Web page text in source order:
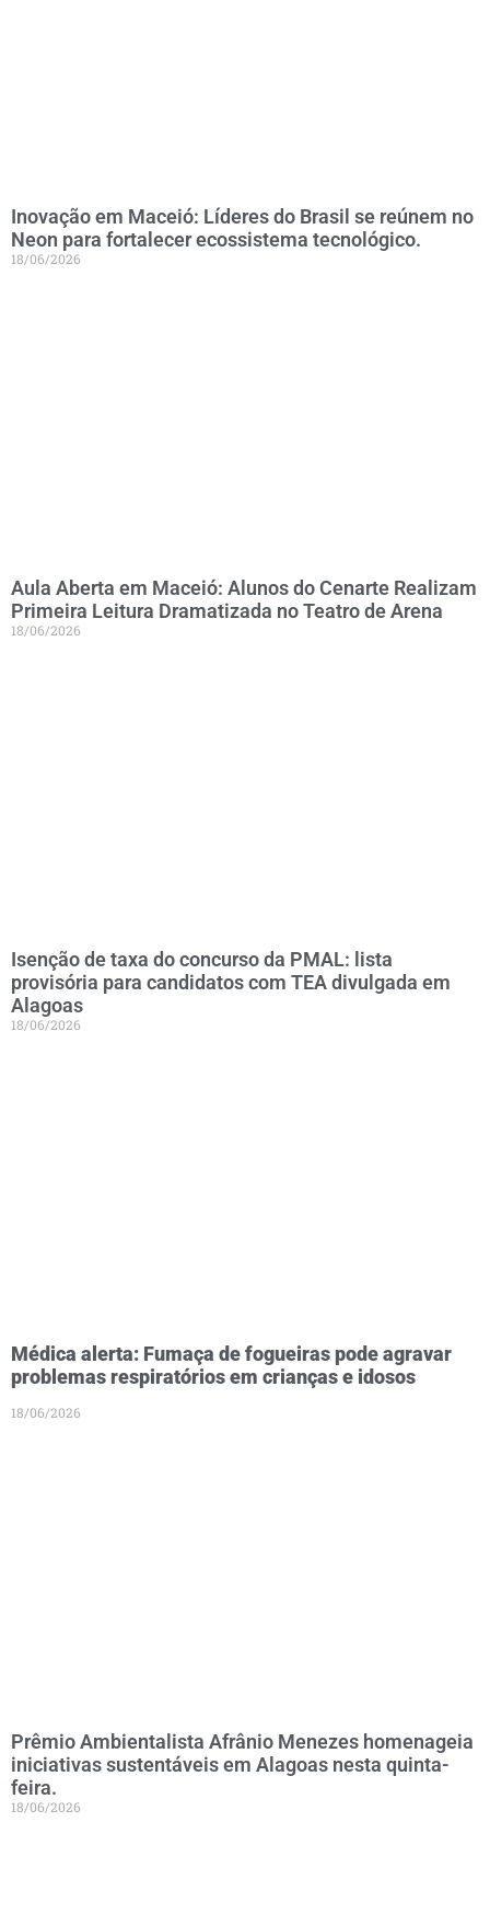
Inovação em Maceió: Líderes do Brasil se reúnem no
Neon para fortalecer ecossistema tecnológico.
18/06/2026
Aula Aberta em Maceió: Alunos do Cenarte Realizam
Primeira Leitura Dramatizada no Teatro de Arena
18/06/2026
Isenção de taxa do concurso da PMAL: lista
provisória para candidatos com TEA divulgada em
Alagoas
18/06/2026
Médica alerta: Fumaça de fogueiras pode agravar
problemas respiratórios em crianças e idosos
18/06/2026
Prêmio Ambientalista Afrânio Menezes homenageia
iniciativas sustentáveis em Alagoas nesta quinta-
feira.
18/06/2026